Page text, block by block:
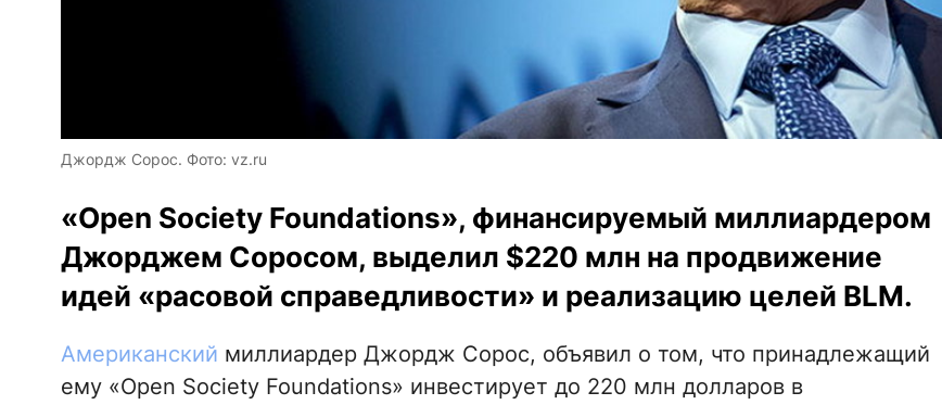
Джордж Сорос. Фото: vz.ru
«Open Society Foundations», финансируемый миллиардером
Джорджем Соросом, выделил $220 млн на продвижение
идей «расовой справедливости» и реализацию целей BLM.
Американский миллиардер Джордж Сорос, объявил о том, что принадлежащий
ему «Open Society Foundations» инвестирует до 220 млн долларов в